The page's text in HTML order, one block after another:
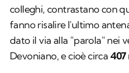
colleghi, contrastano con
fanno risalire l'ultimo
dato il via alla "parola" nei
Devoniano, e cioè circa 407